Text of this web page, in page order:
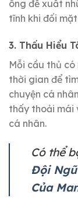
ông đề xuất
tĩnh khi đối
3. Thấu Hiểu
Mỗi cầu thủ
thời gian để
chuyện cá
thấy thoải mái
cá nhân.
Có thể
Đội
Của